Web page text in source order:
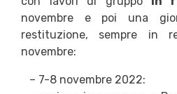
novembre e poi una
restituzione, sempre in
novembre:
– 7-8 novembre 2022: